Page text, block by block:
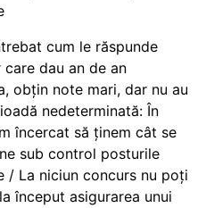
cum le răspunde
dau an de an
obțin note mari, dar nu au
nedeterminată: În
încercat să ținem cât se
sub control posturile
/ La niciun concurs nu poți
început asigurarea unui